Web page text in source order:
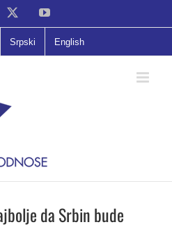
YouTube
Srpski English
da Srbin bude